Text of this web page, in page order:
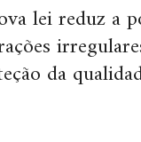
lei reduz a
da